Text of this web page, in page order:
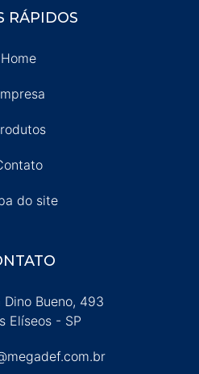
RÁPIDOS
Home
do site
Bueno, 493
Elíseos - SP